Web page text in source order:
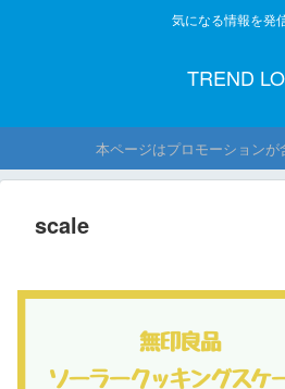
気になる情報を発
TREND
本ページはプロモーションが
scale